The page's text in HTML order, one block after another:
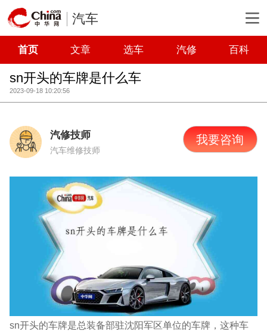
汽车
首页 文章 选车 汽修 百科
sn开头的车牌是什么车
2023-09-18 10:20:56
汽修技师
汽车维修技师
我要咨询
sn开头的车牌是总装备部驻沈阳军区单位的车牌，这种车